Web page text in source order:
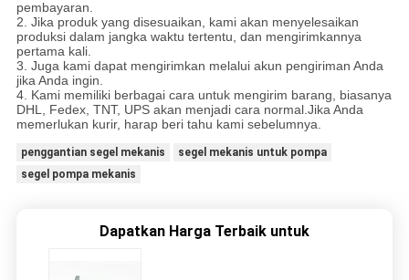
pembayaran.
2. Jika produk yang disesuaikan, kami akan menyelesaikan
produksi dalam jangka waktu tertentu, dan mengirimkannya
pertama kali.
3. Juga kami dapat mengirimkan melalui akun pengiriman Anda
jika Anda ingin.
4. Kami memiliki berbagai cara untuk mengirim barang, biasanya
DHL, Fedex, TNT, UPS akan menjadi cara normal.Jika Anda
memerlukan kurir, harap beri tahu kami sebelumnya.
penggantian segel mekanis
segel mekanis untuk pompa
segel pompa mekanis
Dapatkan Harga Terbaik untuk